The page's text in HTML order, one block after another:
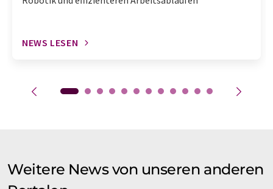
NEWS LESEN
Weitere News von unseren anderen